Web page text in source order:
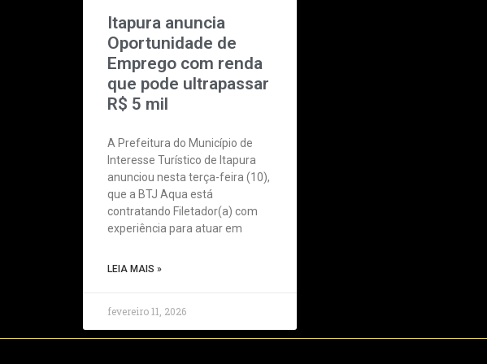
Itapura anuncia
Oportunidade de
Emprego com renda
que pode ultrapassar
R$ 5 mil
A Prefeitura do Município de
Interesse Turístico de Itapura
anunciou nesta terça-feira (10),
que a BTJ Aqua está
contratando Filetador(a) com
experiência para atuar em
LEIA MAIS »
fevereiro 11, 2026